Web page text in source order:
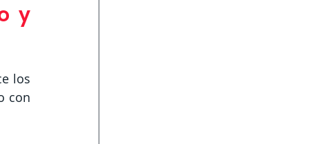
y
los
con